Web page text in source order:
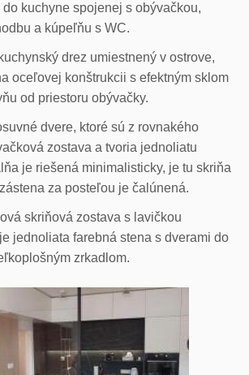
kuchyne spojenej s obývačkou,
a kúpeľňu s WC.
drez umiestnený v ostrove,
oceľovej konštrukcii s efektným sklom
od priestoru obývačky.
dvere, ktoré sú z rovnakého
zostava a tvoria jednoliatu
je riešená minimalisticky, je tu skriňa
za posteľou je čalúnená.
skriňová zostava s lavičkou
jednoliata farebná stena s dverami do
zrkadlom.